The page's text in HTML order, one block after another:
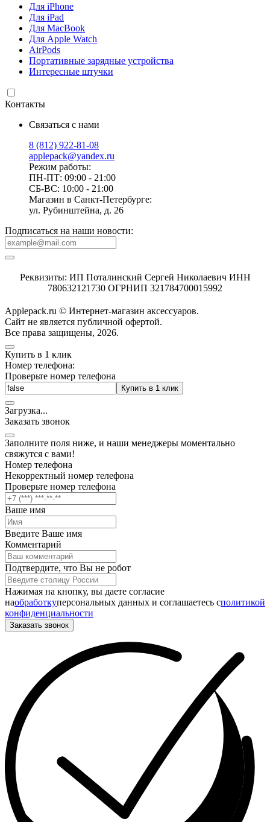
Для iPhone
Для iPad
Для MacBook
Для Apple Watch
AirPods
Портативные зарядные устройства
Интересные штучки
Контакты
Связаться с нами
8 (812) 922-81-08
applepack@yandex.ru
Режим работы:
ПН-ПТ: 09:00 - 21:00
СБ-ВС: 10:00 - 21:00
Магазин в Санкт-Петербурге:
ул. Рубинштейна, д. 26
Подписаться на наши новости:
Реквизиты: ИП Поталинский Сергей Николаевич ИНН
780632121730 ОГРНИП 321784700015992
Applepack.ru © Интернет-магазин аксессуаров.
Cайт не является публичной офертой.
Все права защищены, 2026.
Купить в 1 клик
Номер телефона:
Проверьте номер телефона
Купить в 1 клик
Загрузка...
Заказать звонок
Заполните поля ниже, и наши менеджеры моментально
свяжутся с вами!
Номер телефона
Некорректный номер телефона
Проверьте номер телефона
Ваше имя
Введите Ваше имя
Комментарий
Подтвердите, что Вы не робот
Нажимая на кнопку, вы даете согласие
наобработкуперсональных данных и соглашаетесь cполитикой
конфиденциальности
Заказать звонок